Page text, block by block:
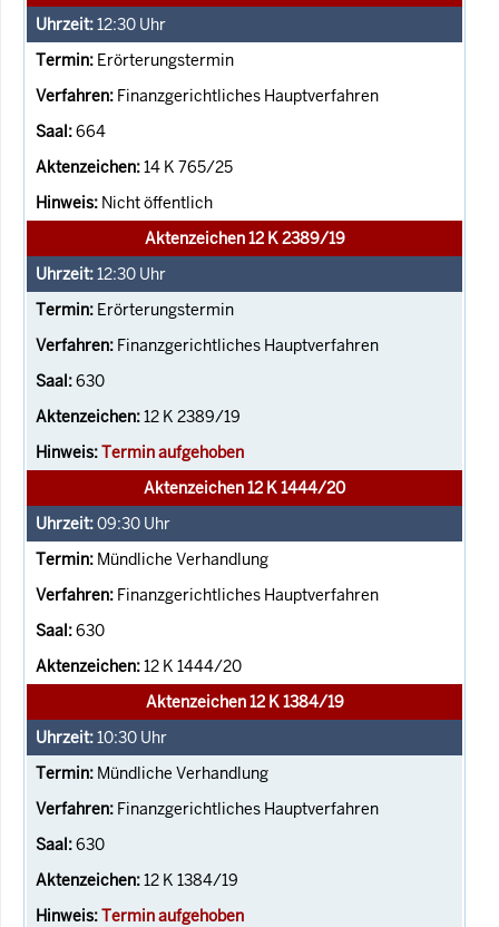
12:30 Uhr
Erörterungstermin
Finanzgerichtliches Hauptverfahren
664
14 K 765/25
Nicht öffentlich
Aktenzeichen 12 K 2389/19
12:30 Uhr
Erörterungstermin
Finanzgerichtliches Hauptverfahren
630
12 K 2389/19
Termin aufgehoben
Aktenzeichen 12 K 1444/20
09:30 Uhr
Mündliche Verhandlung
Finanzgerichtliches Hauptverfahren
630
12 K 1444/20
Aktenzeichen 12 K 1384/19
10:30 Uhr
Mündliche Verhandlung
Finanzgerichtliches Hauptverfahren
630
12 K 1384/19
Termin aufgehoben